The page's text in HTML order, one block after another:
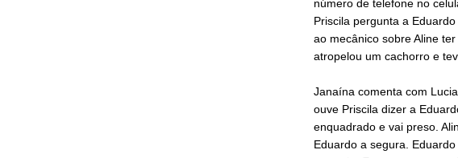
número de telefone no
Priscila pergunta a
ao mecânico sobre Aline
atropelou um cachorro e
Janaína comenta com
ouve Priscila dizer a
enquadrado e vai preso.
Eduardo a segura.